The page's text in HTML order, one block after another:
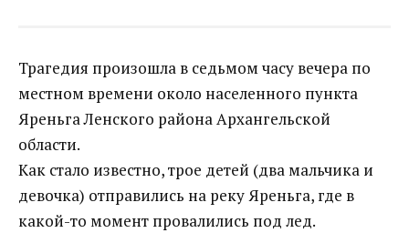
Трагедия произошла в седьмом часу вечера по
местном времени около населенного пункта
Яреньга Ленского района Архангельской
области.
Как стало известно, трое детей (два мальчика и
девочка) отправились на реку Яреньга, где в
какой-то момент провалились под лед.